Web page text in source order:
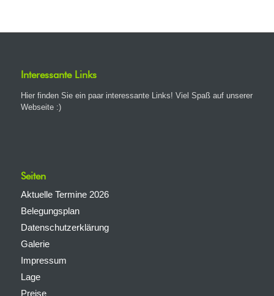
Interessante Links
Hier finden Sie ein paar interessante Links! Viel Spaß auf unserer
Webseite :)
Seiten
Aktuelle Termine 2026
Belegungsplan
Datenschutzerklärung
Galerie
Impressum
Lage
Preise